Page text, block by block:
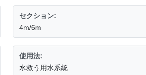
セクション:
4m/6m
使用法:
水救う用水系統